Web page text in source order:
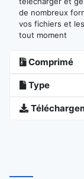
de nombreux
vos fichiers et
tout moment
Comprimé
Type